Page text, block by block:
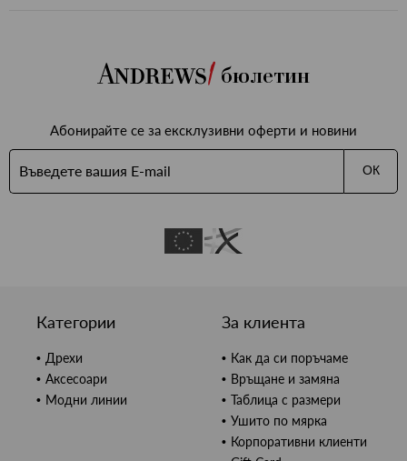
бюлетин
Абонирайте се за ексклузивни оферти и новини
ОК
Категории
Дрехи
Аксесоари
Модни линии
За клиента
Как да си поръчаме
Връщане и замяна
Таблица с размери
Ушито по мярка
Корпоративни клиенти